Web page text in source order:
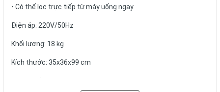
• Có thể lọc trực tiếp từ máy uống ngay.
Điện áp: 220V/50Hz
Khối lượng: 18 kg
Kích thước: 35x36x99 cm